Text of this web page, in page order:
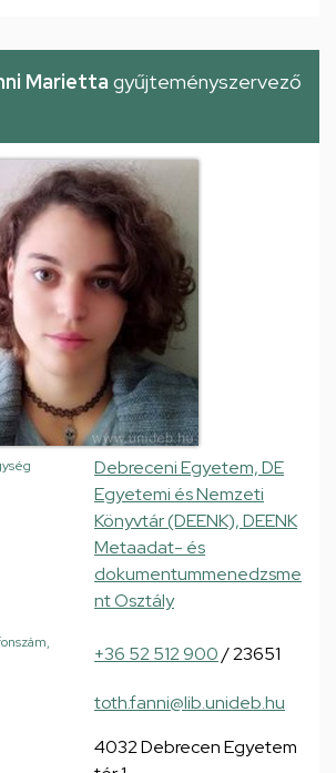
Marietta gyűjteményszervező
Debreceni Egyetem, DE
Egyetemi és Nemzeti
Könyvtár (DEENK), DEENK
Metaadat- és
dokumentummenedzsme
nt Osztály
+36 52 512 900/ 23651
toth.fanni@lib.unideb.hu
4032 Debrecen Egyetem